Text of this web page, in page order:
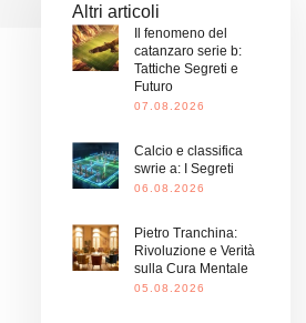
Altri articoli
Il fenomeno del
catanzaro serie b:
Tattiche Segreti e
Futuro
07.08.2026
Calcio e classifica
swrie a: I Segreti
06.08.2026
Pietro Tranchina:
Rivoluzione e Verità
sulla Cura Mentale
05.08.2026